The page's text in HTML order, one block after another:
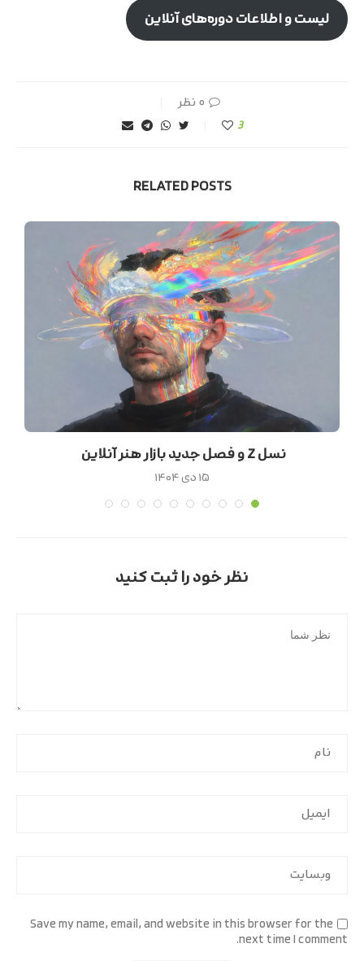
لیست و اطلاعات دوره‌های آنلاین
۰ نظر
3
RELATED POSTS
نسل Z و فصل جدید بازار هنر آنلاین
۱۵ دی ۱۴۰۴
نظر خود را ثبت کنید
Save my name, email, and website in this browser for the
next time I comment.